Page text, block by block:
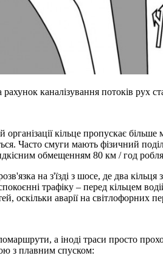
рахунок каналізування потоків рух
кільце пропускає
Часто смуги мають фізичний
обмещенням 80 км / год
на з'їзді з шосе, де два
трафіку – перед кільцем
оскільки аварії на світлофорних
а іноді траси просто
з плавним спуском: